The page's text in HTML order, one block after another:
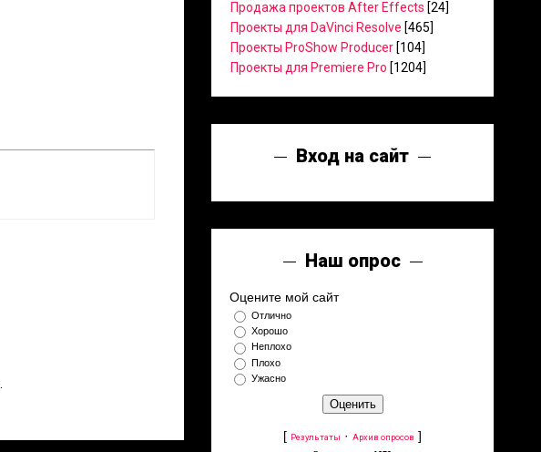
Продажа проектов After Effects [24]
Проекты для DaVinci Resolve [465]
Проекты ProShow Producer [104]
Проекты для Premiere Pro [1204]
Вход на сайт
Наш опрос
Оцените мой сайт
Отлично
Хорошо
Неплохо
Плохо
Ужасно
[ Результаты · Архив опросов ]